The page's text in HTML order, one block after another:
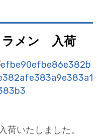
ラメン 入荷
荷いたしました。